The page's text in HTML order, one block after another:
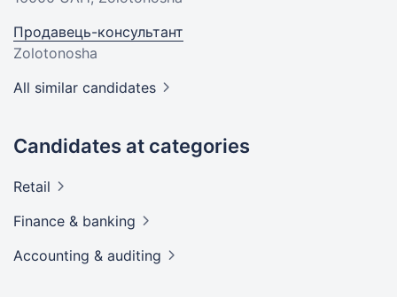
Продавець-консультант
Zolotonosha
All similar candidates
Candidates at categories
Retail
Finance & banking
Accounting & auditing